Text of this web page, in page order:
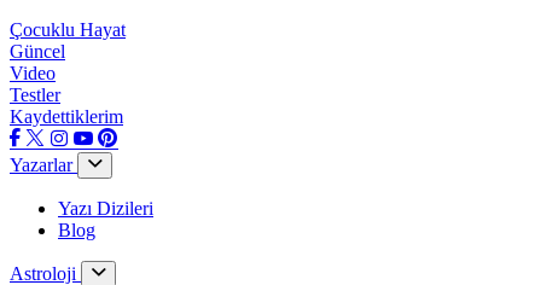
Çocuklu Hayat
Güncel
Video
Testler
Kaydettiklerim
Yazarlar
Yazı Dizileri
Blog
Astroloji